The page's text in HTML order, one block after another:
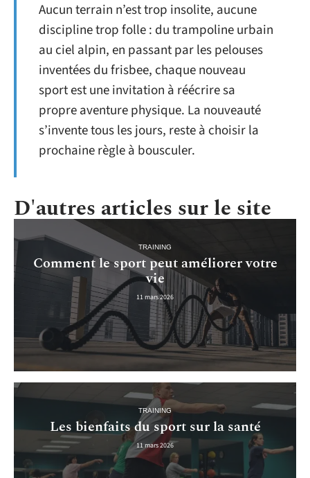
Aucun terrain n’est trop insolite, aucune
discipline trop folle : du trampoline urbain
au ciel alpin, en passant par les pelouses
inventées du frisbee, chaque nouveau
sport est une invitation à réécrire sa
propre aventure physique. La nouveauté
s’invente tous les jours, reste à choisir la
prochaine règle à bousculer.
D'autres articles sur le site
TRAINING
Comment le sport peut améliorer votre
vie
11 mars 2026
TRAINING
Les bienfaits du sport sur la santé
11 mars 2026